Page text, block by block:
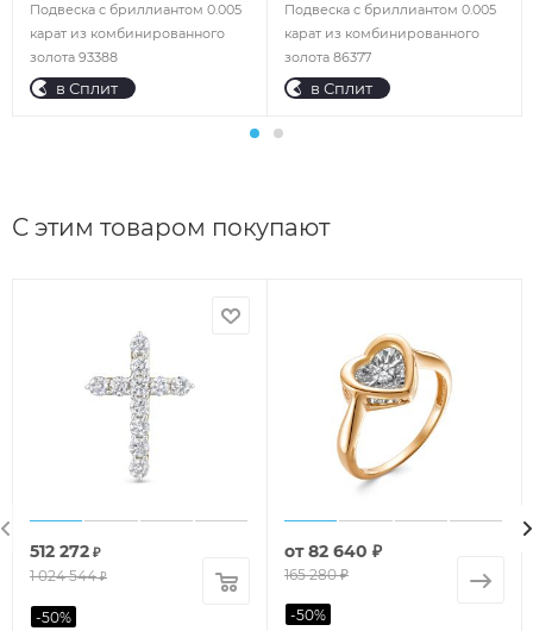
Подвеска с бриллиантом 0.005
карат из комбинированного
золота 93388
в Сплит
Подвеска с бриллиантом 0.005
карат из комбинированного
золота 86377
в Сплит
С этим товаром покупают
512 272 ₽
1 024 544₽
-50%
от82 640 ₽
165 280 ₽
-50%